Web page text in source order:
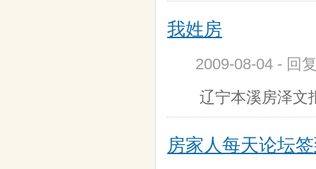
我姓房
2009-08-04 - 回
辽宁本溪房泽文
房家人每天论坛